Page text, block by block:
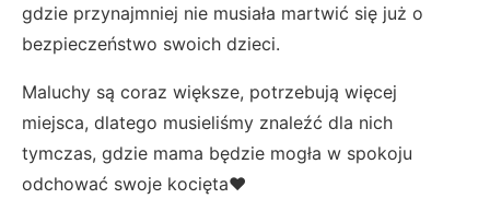
gdzie przynajmniej nie musiała martwić się już o
bezpieczeństwo swoich dzieci.
Maluchy są coraz większe, potrzebują więcej
miejsca, dlatego musieliśmy znaleźć dla nich
tymczas, gdzie mama będzie mogła w spokoju
odchować swoje kocięta❤️